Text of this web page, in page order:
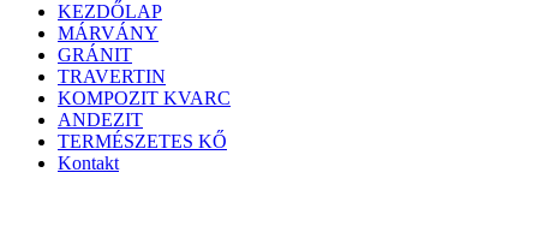
KEZDŐLAP
MÁRVÁNY
GRÁNIT
TRAVERTIN
KOMPOZIT KVARC
ANDEZIT
TERMÉSZETES KŐ
Kontakt